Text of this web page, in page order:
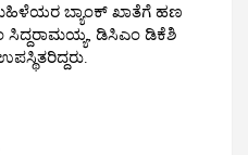
ಬ್ಯಾಂಕ್ ಖಾತೆಗೆ ಹಣ
ಡಿಸಿಎಂ ಡಿಕೆಶಿ